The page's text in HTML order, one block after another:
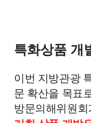
특화상품 개
이번 지방관광
문 확산을 목표
방문의해위원